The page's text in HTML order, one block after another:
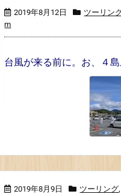
2019年8月12日 ツーリン
m
台風が来る前に。お、４
2019年8月9日 ツーリング,